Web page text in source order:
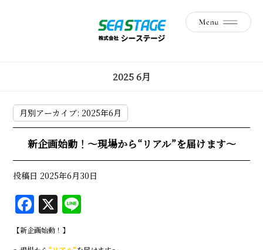
2025 6月
月別アーカイブ: 2025年6月
新企画始動！〜現場から“リアル”を届けます〜
投稿日 2025年6月30日
F
a
c
X
e
【新企画始動！】